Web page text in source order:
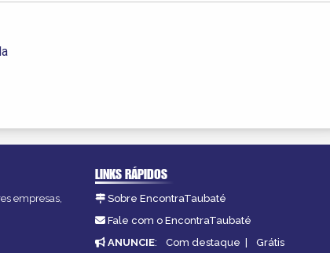
empresas,
LINKS RÁPIDOS
Sobre EncontraTaubaté
Fale com o EncontraTaubaté
ANUNCIE: Com destaque | Grátis